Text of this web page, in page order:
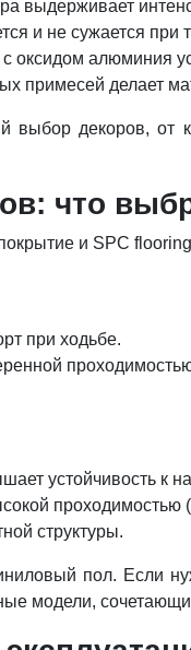
выдерживает
и не сужается
оксидом алюминия
примесей делает
выбор декоров, от
что
и SPC
при ходьбе.
устойчивость к
проходимостью
структуры.
пол. Если
модели,